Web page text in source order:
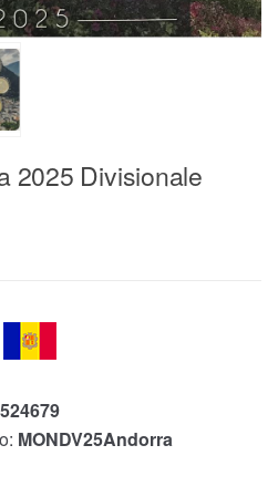
2025 Divisionale
524679
MONDV25Andorra